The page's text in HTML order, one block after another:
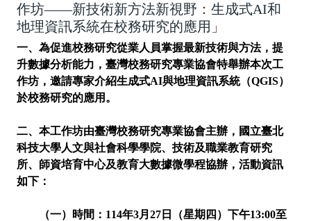
作坊——新技術新方法新視野：生成式AI和
地理資訊系統在校務研究的應用」
一、為促進校務研究從業人員掌握最新技術與方法，提
升數據分析能力，臺灣校務研究專業協會特舉辦本次工
作坊，邀請專家介紹生成式AI與地理資訊系統（QGIS）
於校務研究的應用。
二、本工作坊由臺灣校務研究專業協會主辦，國立臺北
科技大學人文與社會科學學院、技術及職業教育研究
所、師資培育中心及教育大數據微學程協辦，活動資訊
如下：
（一）時間：114年3月27日（星期四）下午13:00至